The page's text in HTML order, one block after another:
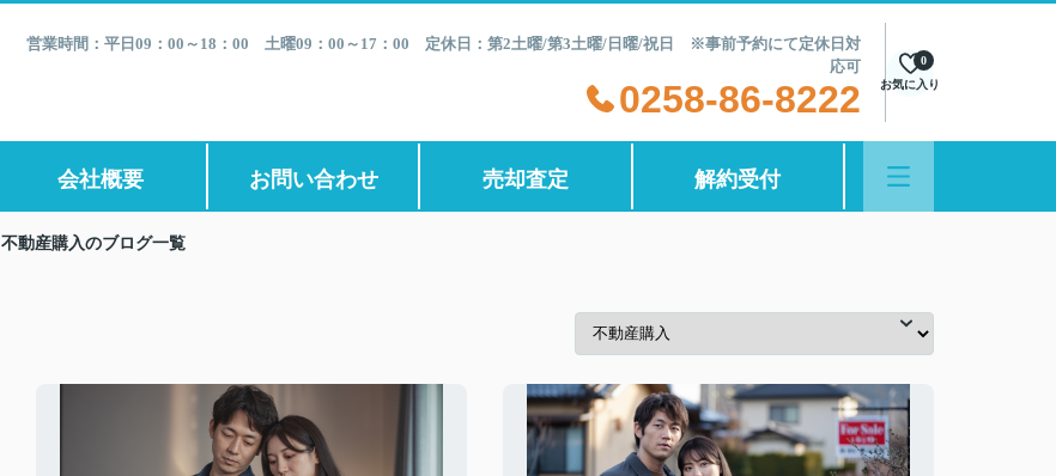
営業時間：平日09：00～18：00 土曜09：00～17：00 定休日：第2土曜/第3土曜/日曜/祝日 ※事前予約にて定休日対
応可
0258-86-8222 お気に入り
0
会社概要 お問い合わせ 売却査定 解約受付
不動産購入のブログ一覧